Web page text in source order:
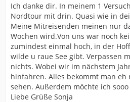
Ich danke dir. In meinem 1
Nordtour mit drin. Quasi wie in
Meine Mitreisenden meinen nur
Wochen wird.Von uns war noch
zumindest einmal hoch, in der
wilde u raue See gibt. Verpassen
nichts. Wobei wir im nächstem
hinfahren. Alles bekommt man eh
sehen. Außerdem möchte ich
Liebe Grüße Sonja